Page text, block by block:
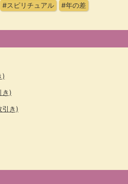
#スピリチュアル
#年の差
)
き)
引き)